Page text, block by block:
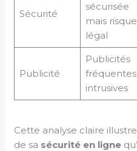
Sécurité
sécurisée
mais risque
légal
Publicité
Publicités
intrusives
Cette analyse claire
de sa sécurité en ligne